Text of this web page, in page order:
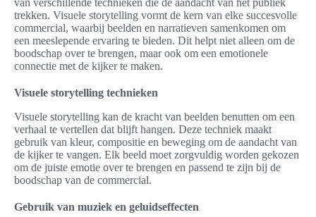
van verschillende technieken die de aandacht van het publiek
trekken. Visuele storytelling vormt de kern van elke succesvolle
commercial, waarbij beelden en narratieven samenkomen om
een meeslepende ervaring te bieden. Dit helpt niet alleen om de
boodschap over te brengen, maar ook om een emotionele
connectie met de kijker te maken.
Visuele storytelling technieken
Visuele storytelling kan de kracht van beelden benutten om een
verhaal te vertellen dat blijft hangen. Deze techniek maakt
gebruik van kleur, compositie en beweging om de aandacht van
de kijker te vangen. Elk beeld moet zorgvuldig worden gekozen
om de juiste emotie over te brengen en passend te zijn bij de
boodschap van de commercial.
Gebruik van muziek en geluidseffecten